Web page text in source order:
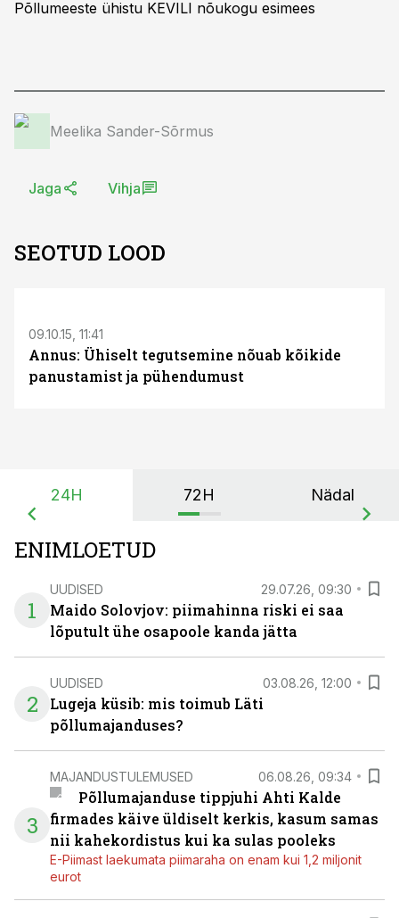
Põllumeeste ühistu KEVILI nõukogu esimees
Meelika Sander-Sõrmus
Jaga Vihja
SEOTUD LOOD
09.10.15, 11:41
Annus: Ühiselt tegutsemine nõuab kõikide
panustamist ja pühendumust
24H 72H Nädal
ENIMLOETUD
1
UUDISED 29.07.26, 09:30
Maido Solovjov: piimahinna riski ei saa
lõputult ühe osapoole kanda jätta
2
UUDISED 03.08.26, 12:00
Lugeja küsib: mis toimub Läti
põllumajanduses?
3
MAJANDUSTULEMUSED 06.08.26, 09:34
Põllumajanduse tippjuhi Ahti Kalde
firmades käive üldiselt kerkis, kasum samas
nii kahekordistus kui ka sulas pooleks
E-Piimast laekumata piimaraha on enam kui 1,2 miljonit
eurot